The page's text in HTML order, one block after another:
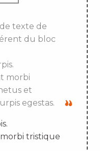
texte de
du bloc
morbi
et
egestas.
tristique